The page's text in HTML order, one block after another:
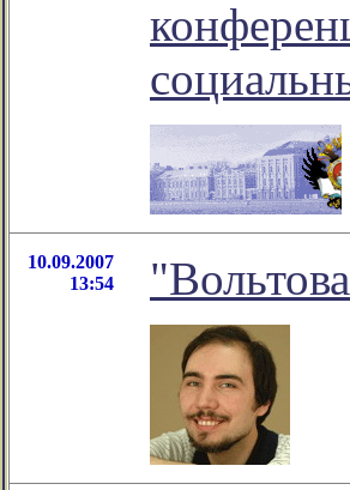
10.09.2007
13:54